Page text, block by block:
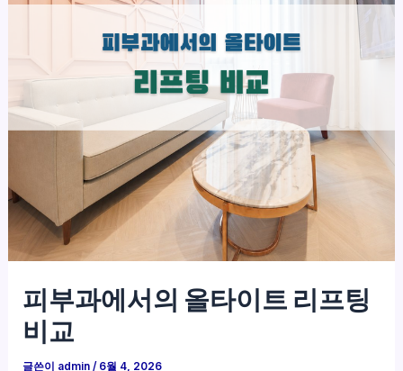
피부과에서의 올타이트 리프팅
비교
글쓴이 admin/ 6월 4, 2026